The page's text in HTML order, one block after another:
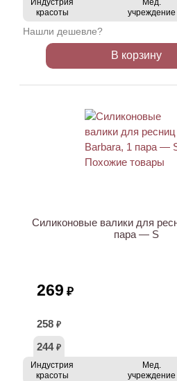
Индустрия
красоты
Мед.
учреждение
Нашли дешевле?
В корзину
Силиконовые валики для
пара — S
269 ₽
258 ₽
244 ₽
Индустрия
красоты
Мед.
учреждение